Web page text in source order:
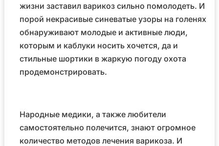
жизни заставил варикоз сильно помолодеть. И
порой некрасивые синеватые узоры на голенях
обнаруживают молодые и активные люди,
которым и каблуки носить хочется, да и
стильные шортики в жаркую погоду охота
продемонстрировать.
Народные медики, а также любители
самостоятельно полечится, знают огромное
количество методов лечения варикоза. И